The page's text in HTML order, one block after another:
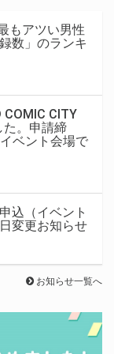
もアツい男性
数」のランキ
COMIC CITY
た。申請締
ベント会場で
込（イベント
変更お知らせ
お知らせ一覧へ